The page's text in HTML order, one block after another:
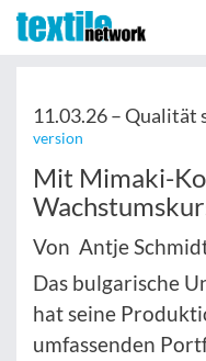
11.03.26 –Qualität
version
Mit Mimaki-
Von Antje
Das bulgarische
hat seine
umfassenden